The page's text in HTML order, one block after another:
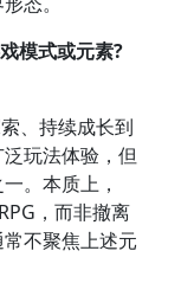
模式或元素?
、持续成长到
玩法体验，但
。本质上，
，而非撤离
不聚焦上述元